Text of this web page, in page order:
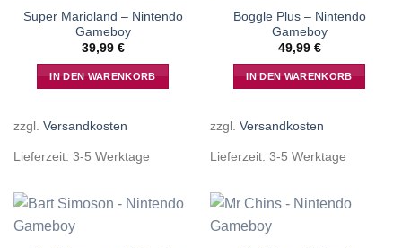
Super Marioland – Nintendo
Gameboy
39,99 €
IN DEN WARENKORB
zzgl. Versandkosten
Lieferzeit: 3-5 Werktage
Boggle Plus – Nintendo
Gameboy
49,99 €
IN DEN WARENKORB
zzgl. Versandkosten
Lieferzeit: 3-5 Werktage